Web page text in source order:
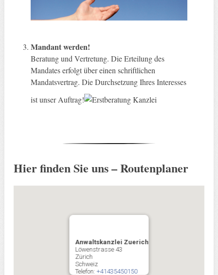
Mandant werden!
Beratung und Vertretung. Die Erteilung des
Mandates erfolgt über einen schriftlichen
Mandatsvertrag. Die Durchsetzung Ihres Interesses
ist unser Auftrag!
Hier finden Sie uns – Routenplaner
Anwaltskanzlei Zuerich
Löwenstrasse 43
Zürich
Schweiz
Telefon:+41435450150